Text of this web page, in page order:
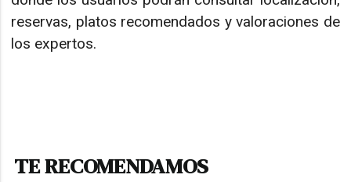
reservas, platos recomendados y valoraciones de
los expertos.
TE RECOMENDAMOS